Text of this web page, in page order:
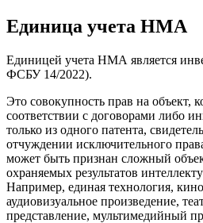
Единица учета НМА
Единицей учета НМА является
ФСБУ 14/2022).
Это совокупность прав на объект,
соответствии с договорами либо
только из одного патента,
отчуждении исключительного
может быть признан сложный
охраняемых результатов
Например, единая технология,
аудиовизуальное произведение,
представление, мультимедийный